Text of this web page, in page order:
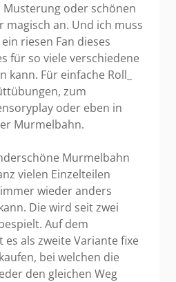
oder schönen
magisch an. Und ich muss
riesen Fan dieses
für so viele verschiedene
kann. Für einfache Roll_
zum
oder eben in
Murmelbahn.
Murmelbahn
vielen Einzelteilen
wieder anders
Die wird seit zwei
Auf dem
als zweite Variante fixe
bei welchen die
den gleichen Weg